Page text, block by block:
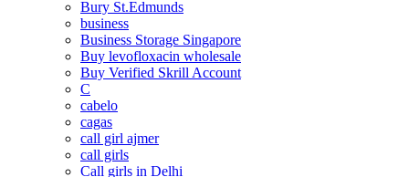
Bury St.Edmunds
business
Business Storage Singapore
Buy levofloxacin wholesale
Buy Verified Skrill Account
C
cabelo
cagas
call girl ajmer
call girls
Call girls in Delhi